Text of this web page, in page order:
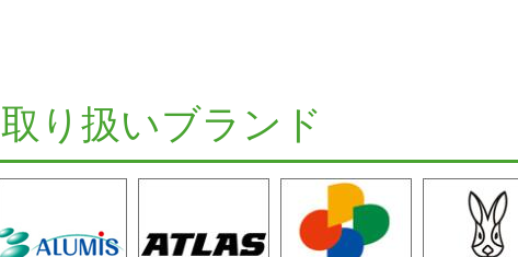
取り扱いブランド